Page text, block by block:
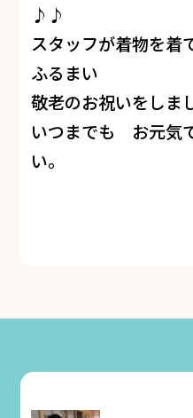
♪♪
スタッフが着物を
ふるまい
敬老のお祝いをし
いつまでも お元気
い。